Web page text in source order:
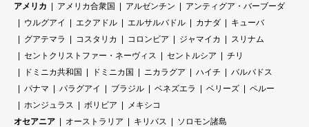
アメリカ
アメリカ合衆国 アルゼンチン
アンティグア・バーブーダ
ウルグアイ
エクアドル エルサルバドル カナダ
キューバ
グアテマラ
コスタリカ コロンビア ジャマイカ
スリナム
セントクリストファー・ネーヴィス
セントルシア
チリ
ドミニカ共和国
ドミニカ国 ニカラグア ハイチ
バルバドス
パナマ
パラグアイ ブラジル ベネズエラ ベリーズ
ペルー
ホンジュラス
ボリビア
メキシコ
オセアニア
オーストラリア キリバス
ソロモン諸島